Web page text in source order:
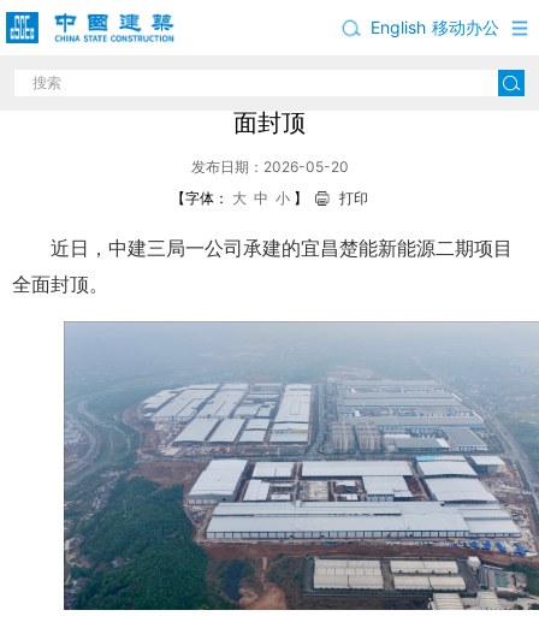
移动办公
English
中建三局承建的湖北宜昌楚能新能源二期项目全
面封顶
发布日期：2026-05-20
【字体： 大 中 小 】 打印
近日，中建三局一公司承建的宜昌楚能新能源二期项目
全面封顶。